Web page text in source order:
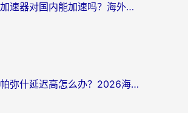
在国外用加速器对国内能加速吗？海外党亲测有效的无缝访问指南
国外战双帕弥什延迟高怎么办？2026海外畅玩国服游戏终极指南（附实测工具推荐）